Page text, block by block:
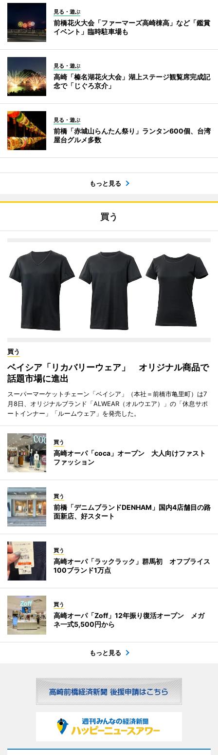
見る・遊ぶ
前橋花火大会「ファーマーズ高崎棟高」など「鑑賞
イベント」臨時駐車場も
見る・遊ぶ
高崎「榛名湖花火大会」湖上ステージ観覧席完成記
念で「じぐろ京介」
見る・遊ぶ
前橋「赤城山らんたん祭り」ランタン600個、台湾
屋台グルメ多数
もっと見る
買う
買う
ベイシア「リカバリーウェア」 オリジナル商品で
話題市場に進出
スーパーマーケットチェーン「ベイシア」（本社＝前橋市亀里町）は7
月8日、オリジナルブランド「ALWEAR（オルウエア）」の「休息サポ
ートインナー」「ルームウェア」を発売した。
買う
高崎オーパ「coca」オープン 大人向けファスト
ファッション
買う
前橋「デニムブランドDENHAM」国内4店舗目の路
面新店、好スタート
買う
高崎オーパ「ラックラック」群馬初 オフプライス
100ブランド1万点
買う
高崎オーパ「Zoff」12年振り復活オープン メガ
ネ一式5,500円から
もっと見る